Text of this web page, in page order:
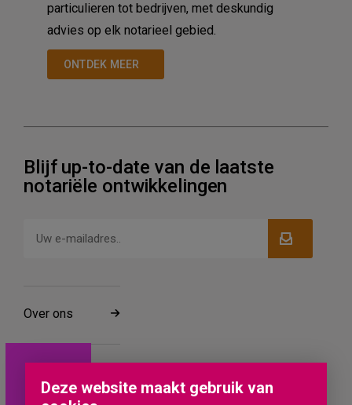
Deze website maakt gebruik van
particulieren tot bedrijven, met deskundig
advies op elk notarieel gebied.
ONTDEK MEER
Blijf up-to-date van de laatste
notariële ontwikkelingen
Over ons